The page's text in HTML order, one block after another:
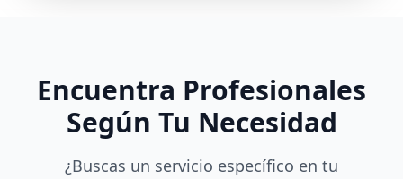
Encuentra Profesionales
Según Tu Necesidad
¿Buscas un servicio específico en tu